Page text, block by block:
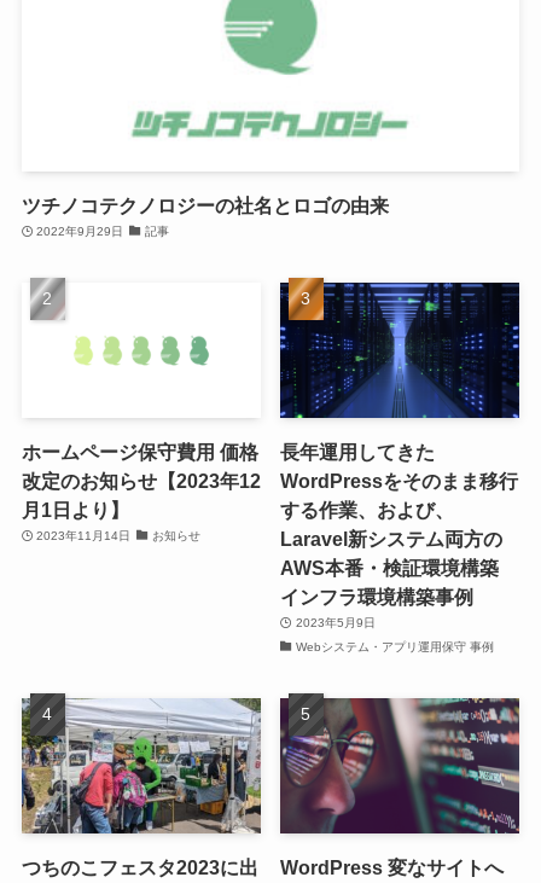
ツチノコテクノロジーの社名とロゴの由来
2022年9月29日 記事
ホームページ保守費用 価格
改定のお知らせ【2023年12
月1日より】
2023年11月14日 お知らせ
長年運用してきた
WordPressをそのまま移行
する作業、および、
Laravel新システム両方の
AWS本番・検証環境構築
インフラ環境構築事例
2023年5月9日
Webシステム・アプリ運用保守 事例
つちのこフェスタ2023に出
WordPress 変なサイトへ